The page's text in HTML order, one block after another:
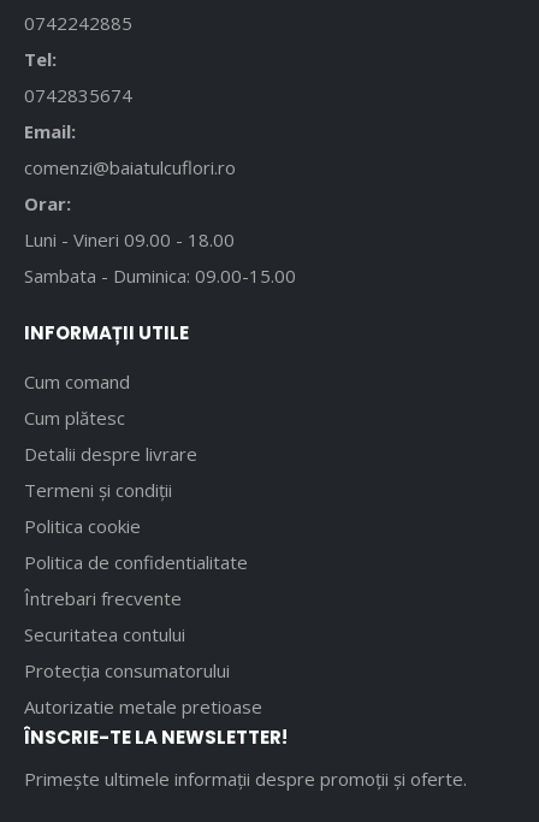
0742242885
Tel:
0742835674
Email:
comenzi@baiatulcuflori.ro
Orar:
Luni - Vineri 09.00 - 18.00
Sambata - Duminica: 09.00-15.00
INFORMAȚII UTILE
Cum comand
Cum plătesc
Detalii despre livrare
Termeni și condiții
Politica cookie
Politica de confidentialitate
Întrebari frecvente
Securitatea contului
Protecția consumatorului
Autorizatie metale pretioase
ÎNSCRIE-TE LA NEWSLETTER!
Primește ultimele informații despre promoții și oferte.